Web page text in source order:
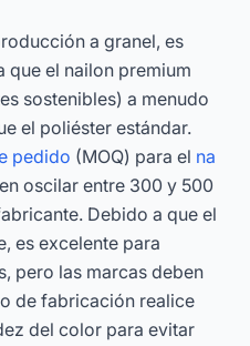
a granel, es
que el nailon premium
sostenibles) a menudo
el poliéster estándar.
pedido (MOQ) para el na
oscilar entre 300 y 500
Debido a que el
es excelente para
pero las marcas deben
de fabricación realice
del color para evitar